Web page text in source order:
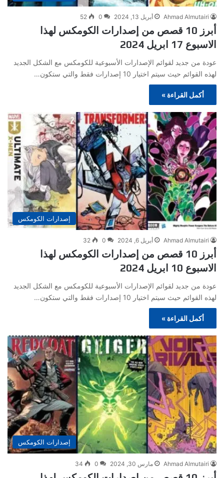
Ahmad Almutairi أبريل 13, 2024 0
52
أبرز 10 قصص من إصدارات الكومكس لهذا
الاسبوع 17 ابريل 2024
عودة من جديد لقوائم الإصدارات الأسبوعية للكومكس مع الشكل الجديد
لهذه القوائم حيث سيتم اختيار 10 إصدارات فقط والتي ستكون…
أكمل القراءة »
إصدارات الكومكس
Ahmad Almutairi أبريل 6, 2024 0
32
أبرز 10 قصص من إصدارات الكومكس لهذا
الاسبوع 10 ابريل 2024
عودة من جديد لقوائم الإصدارات الأسبوعية للكومكس مع الشكل الجديد
لهذه القوائم حيث سيتم اختيار 10 إصدارات فقط والتي ستكون…
أكمل القراءة »
إصدارات الكومكس
Ahmad Almutairi مارس 30, 2024 0
34